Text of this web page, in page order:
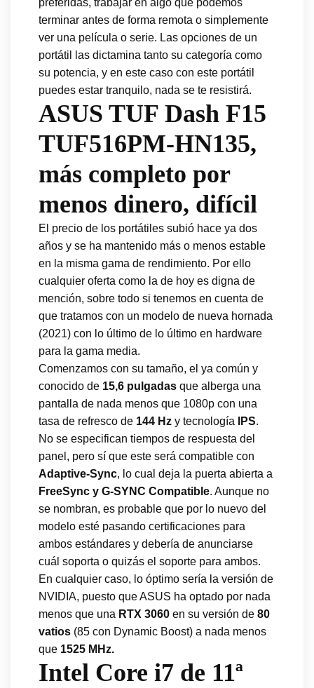
preferidas, trabajar en algo que podemos
terminar antes de forma remota o simplemente
ver una película o serie. Las opciones de un
portátil las dictamina tanto su categoría como
su potencia, y en este caso con este portátil
puedes estar tranquilo, nada se te resistirá.
ASUS TUF Dash F15
TUF516PM-HN135,
más completo por
menos dinero, difícil
El precio de los portátiles subió hace ya dos
años y se ha mantenido más o menos estable
en la misma gama de rendimiento. Por ello
cualquier oferta como la de hoy es digna de
mención, sobre todo si tenemos en cuenta de
que tratamos con un modelo de nueva hornada
(2021) con lo último de lo último en hardware
para la gama media.
Comenzamos con su tamaño, el ya común y
conocido de 15,6 pulgadas que alberga una
pantalla de nada menos que 1080p con una
tasa de refresco de 144 Hz y tecnología IPS.
No se especifican tiempos de respuesta del
panel, pero sí que este será compatible con
Adaptive-Sync, lo cual deja la puerta abierta a
FreeSync y G-SYNC Compatible. Aunque no
se nombran, es probable que por lo nuevo del
modelo esté pasando certificaciones para
ambos estándares y debería de anunciarse
cuál soporta o quizás el soporte para ambos.
En cualquier caso, lo óptimo sería la versión de
NVIDIA, puesto que ASUS ha optado por nada
menos que una RTX 3060 en su versión de 80
vatios (85 con Dynamic Boost) a nada menos
que 1525 MHz.
Intel Core i7 de 11ª